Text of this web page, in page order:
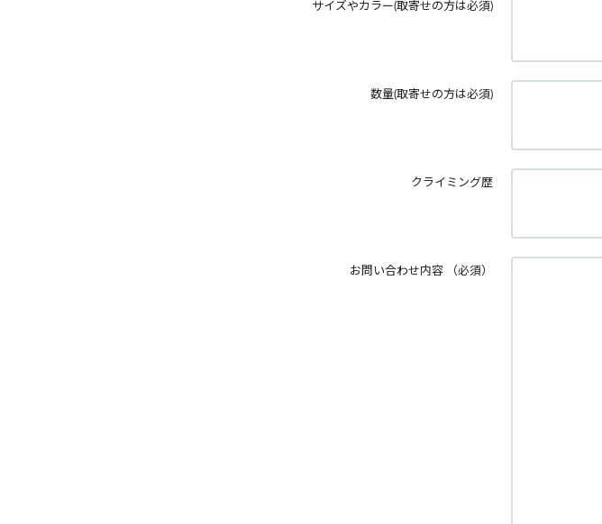
サイズやカラー(取寄せの方は必須)
数量(取寄せの方は必須)
クライミング歴
お問い合わせ内容 （必須）